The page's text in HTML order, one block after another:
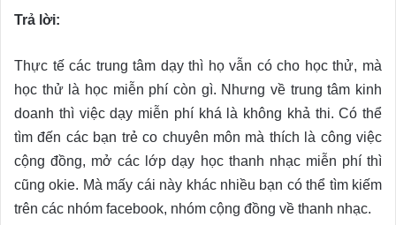
Trả lời:
Thực tế các trung tâm dạy thì họ vẫn có cho học thử, mà
học thử là học miễn phí còn gì. Nhưng về trung tâm kinh
doanh thì việc dạy miễn phí khá là không khả thi. Có thể
tìm đến các bạn trẻ co chuyên môn mà thích là công việc
cộng đồng, mở các lớp dạy học thanh nhạc miễn phí thì
cũng okie. Mà mấy cái này khác nhiều bạn có thể tìm kiếm
trên các nhóm facebook, nhóm cộng đồng về thanh nhạc.